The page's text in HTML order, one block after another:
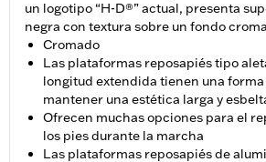
un logotipo “H-D®” actual, presenta
negra con textura sobre un fondo
Cromado
Las plataformas reposapiés tipo
longitud extendida tienen una
mantener una estética larga y
Ofrecen muchas opciones para el
los pies durante la marcha
Las plataformas reposapiés de